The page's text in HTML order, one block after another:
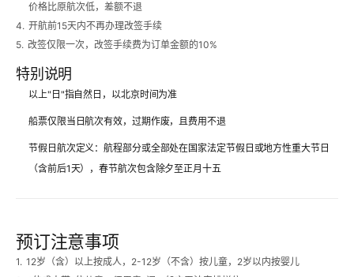
价格比原航次低，差额不退
4. 开航前15天内不再办理改签手续
5. 改签仅限一次，改签手续费为订单金额的10%
特别说明
以上"日"指自然日，以北京时间为准
船票仅限当日航次有效，过期作废，且费用不退
节假日航次定义：航程部分或全部处在国家法定节假日或地方性重大节日
（含前后1天），春节航次包含除夕至正月十五
预订注意事项
1. 12岁（含）以上按成人，2-12岁（不含）按儿童，2岁以内按婴儿